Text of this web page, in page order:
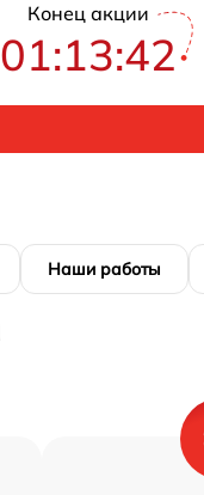
Конец акции
01:13:42
Наши работы